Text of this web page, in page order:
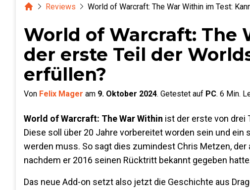
HomeReviews World of Warcraft: The War Within im Test:
World of Warcraft: The
der erste Teil der
erfüllen?
Von Felix Mager am 9. Oktober 2024. Getestet auf PC. 6 Min.
World of Warcraft: The War Within ist der erste von drei
Diese soll über 20 Jahre vorbereitet worden sein und
werden muss. So sagt dies zumindest Chris Metzen,
nachdem er 2016 seinen Rücktritt bekannt gegeben
Das neue Add-on setzt also jetzt die Geschichte aus